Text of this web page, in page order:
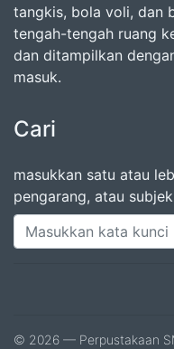
tangkis, bola voli, dan
tengah-tengah ruang
dan ditampilkan
masuk.
Cari
masukkan satu atau
pengarang, atau subjek
© 2026 — Perpustakaan